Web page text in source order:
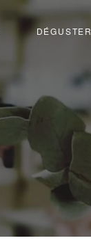
DÉGUSTER